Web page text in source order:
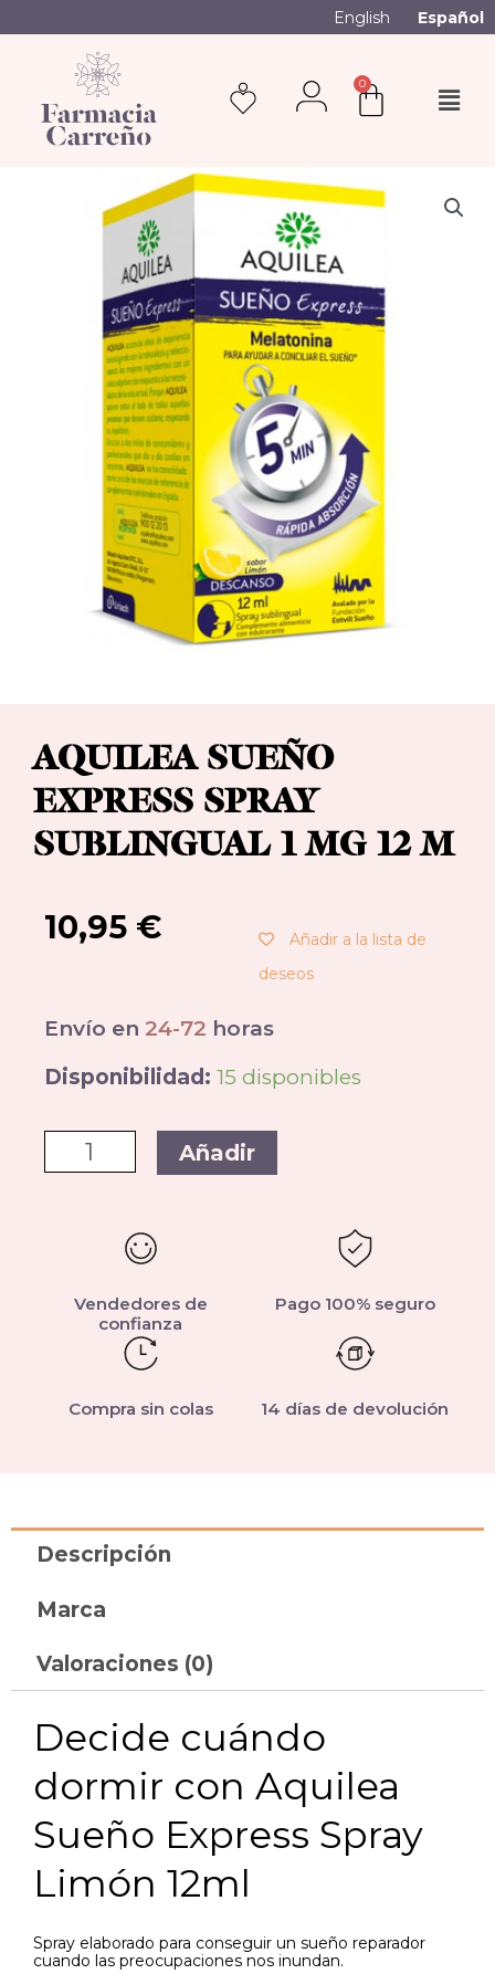
English Español
0
AQUILEA SUEÑO
EXPRESS SPRAY
SUBLINGUAL 1 MG 12 M
10,95 €
Añadir a la lista de
deseos
Envío en 24-72 horas
Disponibilidad: 15 disponibles
Añadir
Vendedores de
confianza
Pago 100% seguro
Compra sin colas 14 días de devolución
Descripción
Marca
Valoraciones (0)
Decide cuándo
dormir con Aquilea
Sueño Express Spray
Limón 12ml
Spray elaborado para conseguir un sueño reparador
cuando las preocupaciones nos inundan.